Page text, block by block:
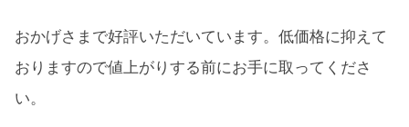
おかげさまで好評いただいています。低価格に抑えて
おりますので値上がりする前にお手に取ってくださ
い。